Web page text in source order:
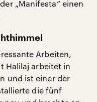
„Manifesta“ einen
Arbeiten,
Halilaj arbeitet in
und ist einer der
die fünf